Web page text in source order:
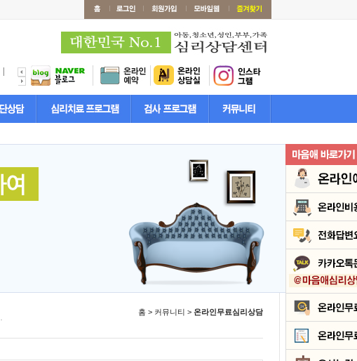
홈 > 커뮤니티 > 온라인무료심리상담